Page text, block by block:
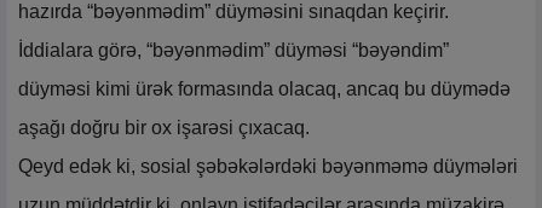
hazırda “bəyənmədim” düyməsini sınaqdan keçirir.
İddialara görə, “bəyənmədim” düyməsi “bəyəndim”
düyməsi kimi ürək formasında olacaq, ancaq bu düymədə
aşağı doğru bir ox işarəsi çıxacaq.
Qeyd edək ki, sosial şəbəkələrdəki bəyənməmə düymələri